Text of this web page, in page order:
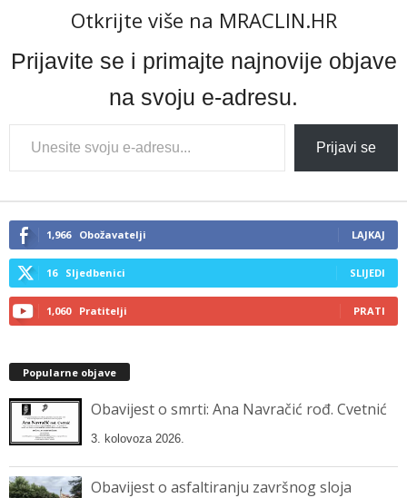
Otkrijte više na MRACLIN.HR
Prijavite se i primajte najnovije objave
na svoju e-adresu.
Type
your
email…
Prijavi se
1,966 Obožavatelji LAJKAJ
16 Sljedbenici SLIJEDI
1,060 Pratitelji PRATI
Popularne objave
Obavijest o smrti: Ana Navračić rođ. Cvetnić
3. kolovoza 2026.
Obavijest o asfaltiranju završnog sloja